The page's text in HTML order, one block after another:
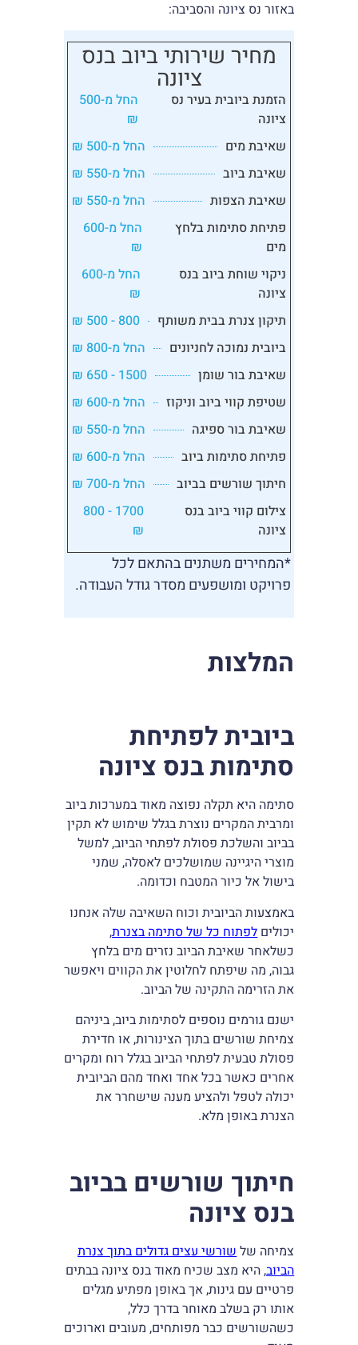
באזור נס ציונה והסביבה:
מחיר שירותי ביוב בנס
ציונה
הזמנת ביובית בעיר נס
ציונה
החל מ-500
₪
שאיבת מים
החל מ-500 ₪
שאיבת ביוב
החל מ-550 ₪
שאיבת הצפות
החל מ-550 ₪
פתיחת סתימות בלחץ
מים
החל מ-600
₪
ניקוי שוחת ביוב בנס
ציונה
החל מ-600
₪
תיקון צנרת בבית משותף
800 - 500 ₪
ביובית נמוכה לחניונים
החל מ-800 ₪
שאיבת בור שומן
1500 - 650 ₪
שטיפת קווי ביוב וניקוז
החל מ-600 ₪
שאיבת בור ספיגה
החל מ-550 ₪
פתיחת סתימות ביוב
החל מ-600 ₪
חיתוך שורשים בביוב
החל מ-700 ₪
צילום קווי ביוב בנס
ציונה
1700 - 800
₪
*המחירים משתנים בהתאם לכל
פרויקט ומושפעים מסדר גודל העבודה.
המלצות
ביובית לפתיחת
סתימות בנס ציונה
סתימה היא תקלה נפוצה מאוד במערכות ביוב
ומרבית המקרים נוצרת בגלל שימוש לא תקין
בביוב והשלכת פסולת לפתחי הביוב, למשל
מוצרי היגיינה שמושלכים לאסלה, שמני
בישול אל כיור המטבח וכדומה.
באמצעות הביובית וכוח השאיבה שלה אנחנו
יכולים לפתוח כל של סתימה בצנרת,
כשלאחר שאיבת הביוב נזרים מים בלחץ
גבוה, מה שיפתח לחלוטין את הקווים ויאפשר
את הזרימה התקינה של הביוב.
ישנם גורמים נוספים לסתימות ביוב, ביניהם
צמיחת שורשים בתוך הצינורות, או חדירת
פסולת טבעית לפתחי הביוב בגלל רוח ומקרים
אחרים כאשר בכל אחד ואחד מהם הביובית
יכולה לטפל ולהציע מענה שישחרר את
הצנרת באופן מלא.
חיתוך שורשים בביוב
בנס ציונה
צמיחה שלשורשי עצים גדולים בתוך צנרת
הביוב, היא מצב שכיח מאוד בנס ציונה בבתים
פרטיים עם גינות, אך באופן מפתיע מגלים
אותו רק בשלב מאוחר בדרך כלל,
כשהשורשים כבר מפותחים, מעובים וארוכים